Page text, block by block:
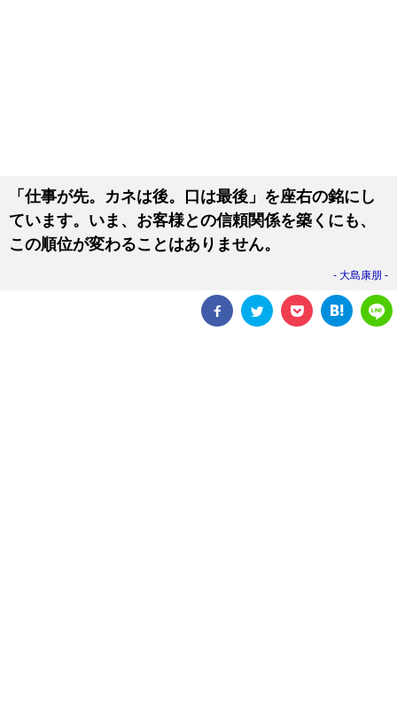
「仕事が先。カネは後。口は最後」を座右の銘にし
ています。いま、お客様との信頼関係を築くにも、
この順位が変わることはありません。
大島康朋